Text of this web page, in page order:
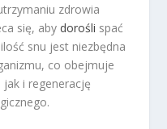
zdrowia
się, aby dorośli spać
snu jest niezbędna
co obejmuje
i regenerację